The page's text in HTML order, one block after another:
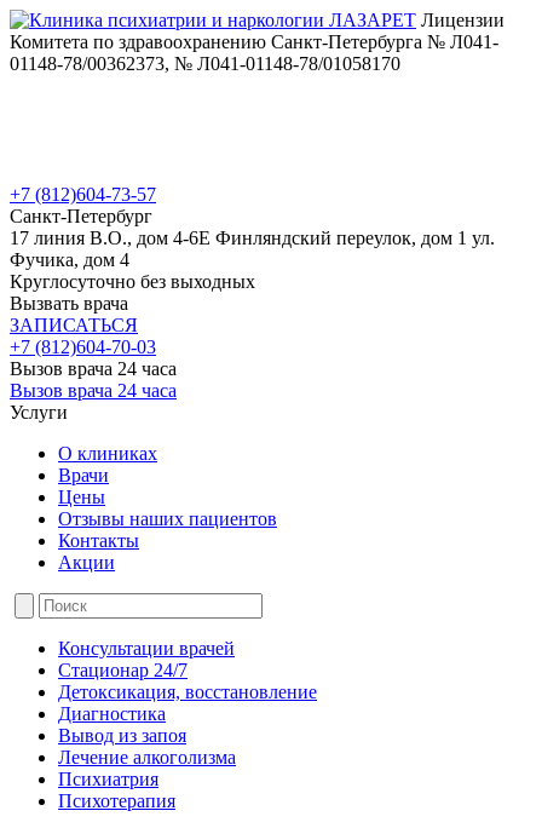
Лицензии
Комитета по здравоохранению Санкт-Петербурга № Л041-
01148-78/00362373, № Л041-01148-78/01058170
+7 (812)604-73-57
Санкт-Петербург
17 линия В.О., дом 4-6Е Финляндский переулок, дом 1 ул.
Фучика, дом 4
Круглосуточно без выходных
Вызвать врача
ЗАПИСАТЬСЯ
+7 (812)604-70-03
Вызов врача 24 часа
Вызов врача 24 часа
Услуги
О клиниках
Врачи
Цены
Отзывы наших пациентов
Контакты
Акции
Консультации врачей
Стационар 24/7
Детоксикация, восстановление
Диагностика
Вывод из запоя
Лечение алкоголизма
Психиатрия
Психотерапия